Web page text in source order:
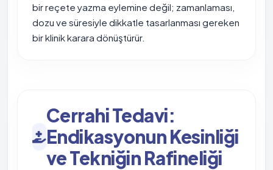
bir reçete yazma eylemine değil; zamanlaması,
dozu ve süresiyle dikkatle tasarlanması gereken
bir klinik karara dönüştürür.
Cerrahi Tedavi:
Endikasyonun Kesinliği
ve Tekniğin Rafineliği